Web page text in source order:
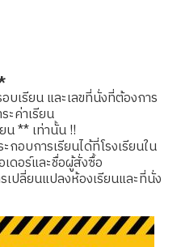
เรียน และเลขที่นั่งที่ต้องการ
ะค่าเรียน
น ** เท่านั้น !!
กอบการเรียนได้ที่โรงเรียนใน
ดอร์และชื่อผู้สั่งซื้อ
เปลี่ยนแปลงห้องเรียนและที่นั่ง